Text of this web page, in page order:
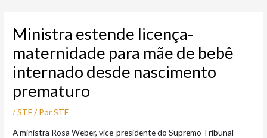
conteúdo
Ministra estende licença-
maternidade para mãe de bebê
internado desde nascimento
prematuro
/STF/ PorSTF
A ministra Rosa Weber, vice-presidente do Supremo Tribunal